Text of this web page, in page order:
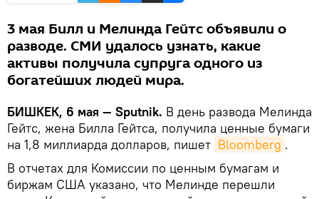
3 мая Билл и Мелинда Гейтс объявили о
разводе. СМИ удалось узнать, какие
активы получила супруга одного из
богатейших людей мира.
БИШКЕК, 6 мая — Sputnik. В день развода Мелинда
Гейтс, жена Билла Гейтса, получила ценные бумаги
на 1,8 миллиарда долларов, пишет Bloomberg .
В отчетах для Комиссии по ценным бумагам и
биржам США указано, что Мелинде перешли